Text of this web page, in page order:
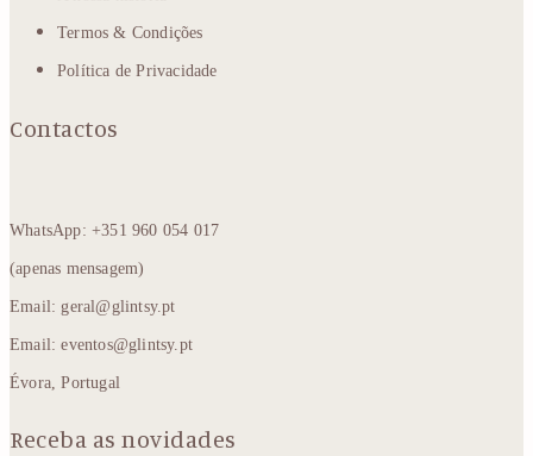
Termos & Condições
Política de Privacidade
Contactos
WhatsApp: +351 960 054 017
(apenas mensagem)
Email: geral@glintsy.pt
Email: eventos@glintsy.pt
Évora, Portugal
Receba as novidades